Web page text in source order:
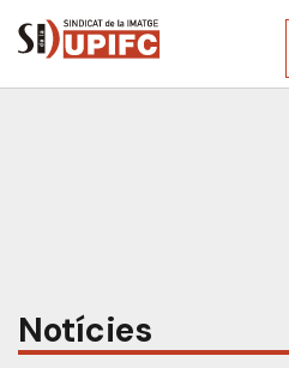
Notícies